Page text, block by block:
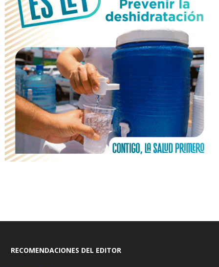
RECOMENDACIONES DEL EDITOR